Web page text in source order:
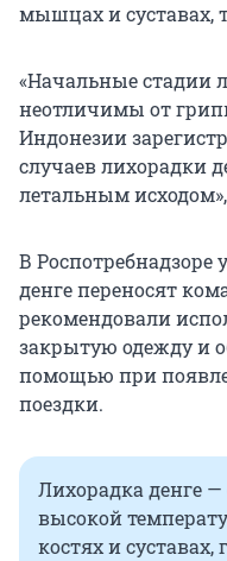
мышцах и суставах,
«Начальные стадии
неотличимы от
Индонезии
случаев лихорадки
летальным
В Роспотребнадзоре
денге переносят
рекомендовали
закрытую одежду и
помощью при
поездки.
Лихорадка денге —
высокой
костях и